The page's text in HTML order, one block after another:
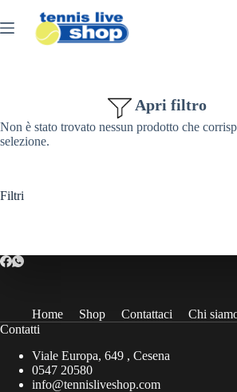
al
contenuto
Apri filtro
Non è stato trovato nessun prodotto che
selezione.
Filtri
Home Shop Contattaci
Chi
Contatti
Viale Europa, 649 , Cesena
0547 20580
info@tennisliveshop.com